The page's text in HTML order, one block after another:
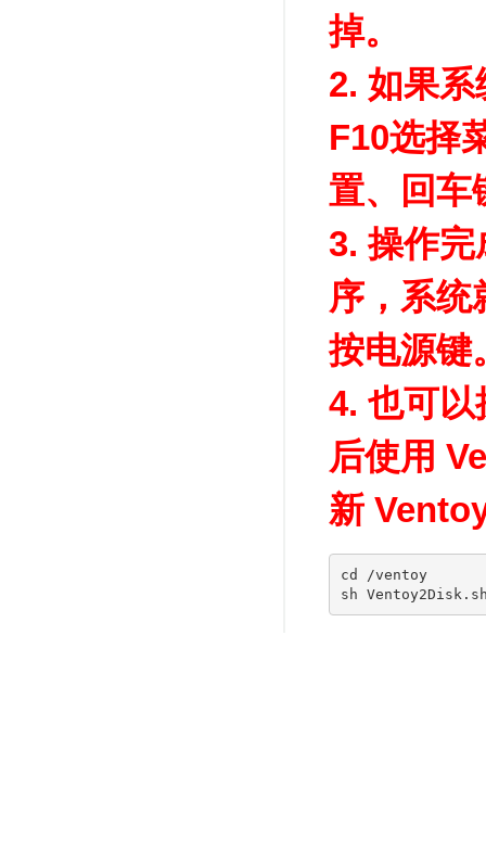
掉。
2. 如果
F10选择
置、回车
3. 操作
序，系统
按电源键
4. 也可
后使用
新
cd /ventoy